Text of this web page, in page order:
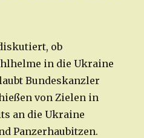
ob
in die Ukraine
Bundeskanzler
von Zielen in
an die Ukraine
Panzerhaubitzen.